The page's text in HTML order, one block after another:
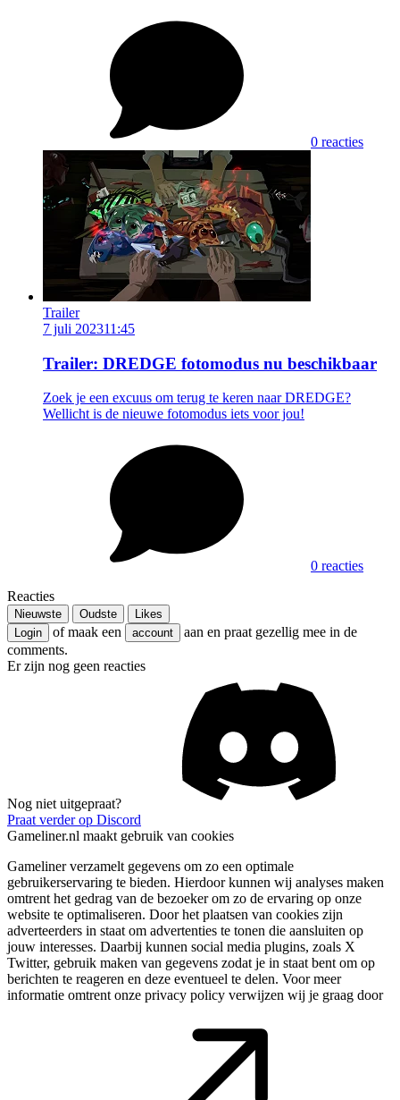
0 reacties
Trailer
7 juli 202311:45
Trailer: DREDGE fotomodus nu beschikbaar
Zoek je een excuus om terug te keren naar DREDGE?
Wellicht is de nieuwe fotomodus iets voor jou!
0 reacties
Reacties
Nieuwste Oudste
Likes
Login
of maak een account
aan en praat gezellig mee in de
comments.
Er zijn nog geen reacties
Nog niet uitgepraat?
Praat verder op Discord
Gameliner.nl maakt gebruik van cookies
Gameliner verzamelt gegevens om zo een optimale
gebruikerservaring te bieden. Hierdoor kunnen wij analyses maken
omtrent het gedrag van de bezoeker om zo de ervaring op onze
website te optimaliseren. Door het plaatsen van cookies zijn
adverteerders in staat om advertenties te tonen die aansluiten op
jouw interesses. Daarbij kunnen social media plugins, zoals X
Twitter, gebruik maken van gegevens zodat je in staat bent om op
berichten te reageren en deze eventueel te delen. Voor meer
informatie omtrent onze privacy policy verwijzen wij je graag door